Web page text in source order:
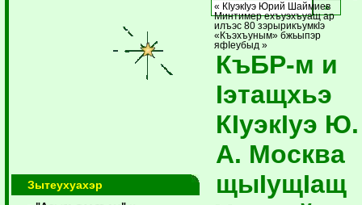
Зытеухуахэр
« КIуэкIуэ Юрий Шаймиев
Минтимер ехъуэхъуащ ар
илъэс 80 зэрырикъумкIэ
«Къэхъуным» бжьыпэр
яфIеубыд »
КъБР-м и
Iэтащхьэ
КIуэкIуэ Ю.
А. Москва
щыIущIащ